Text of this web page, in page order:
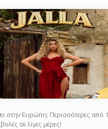
στην Ευρώπη: Περισσότερες από 1
σε λίγες μέρες!